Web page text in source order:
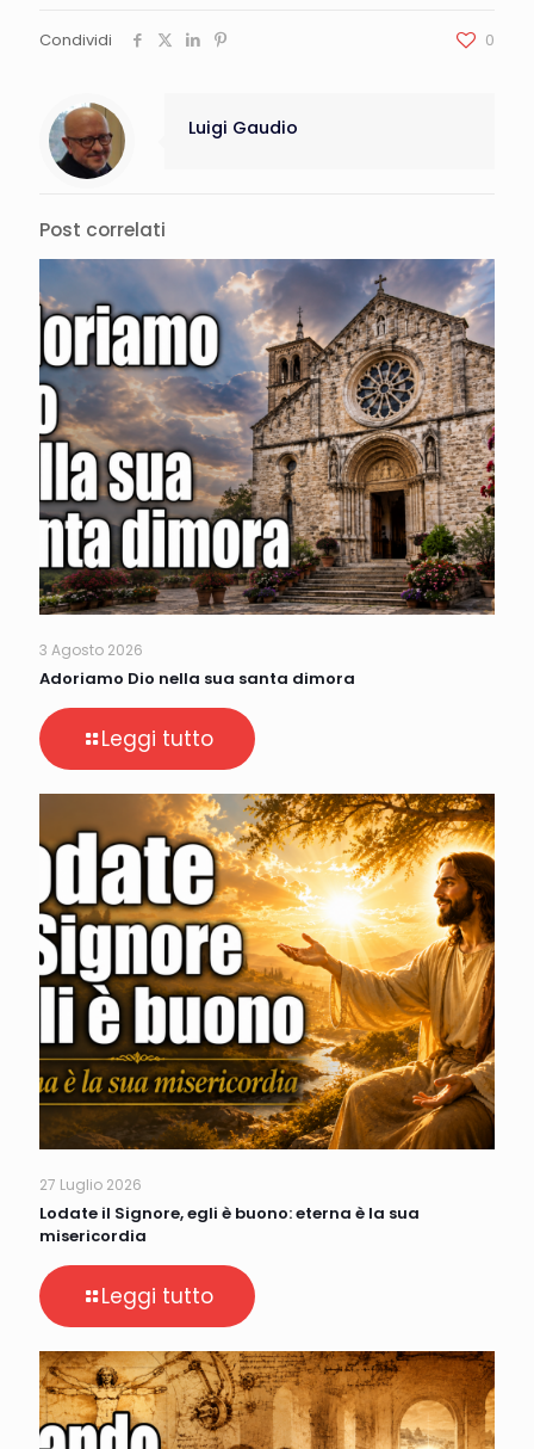
Condividi 0
Luigi Gaudio
Post correlati
3 Agosto 2026
Adoriamo Dio nella sua santa dimora
Leggi tutto
27 Luglio 2026
Lodate il Signore, egli è buono: eterna è la sua
misericordia
Leggi tutto